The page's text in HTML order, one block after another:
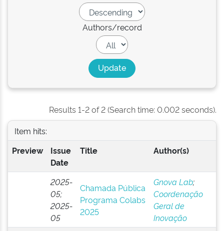
Authors/record
Results 1-2 of 2 (Search time: 0.002 seconds).
Item hits:
Preview
Issue
Date
Title Author(s)
2025-
05;
2025-
05
Chamada Pública
Programa Colabs
2025
Gnova Lab;
Coordenação
Geral de
Inovação